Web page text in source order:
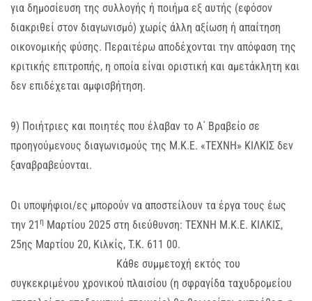
για δημοσίευση της συλλογής ή ποιήμα εξ αυτής (εφόσον
διακριθεί στον διαγωνισμό) χωρίς άλλη αξίωση ή απαίτηση
οικονομικής φύσης. Περαιτέρω αποδέχονται την απόφαση της
κριτικής επιτροπής, η οποία είναι οριστική και αμετάκλητη και
δεν επιδέχεται αμφισβήτηση.
9) Ποιήτριες και ποιητές που έλαβαν το Α΄ Βραβείο σε
προηγούμενους διαγωνισμούς της Μ.Κ.Ε. «ΤΕΧΝΗ» ΚΙΛΚΙΣ δεν
ξαναβραβεύονται.
Οι υποψήφιοι/ες μπορούν να αποστείλουν τα έργα τους έως
την 21 η Μαρτίου 2025 στη διεύθυνση: ΤΕΧΝΗ Μ.Κ.Ε. ΚΙΛΚΙΣ,
25ης Μαρτίου 20, Κιλκίς, Τ.Κ. 611 00.
Κάθε συμμετοχή εκτός του
συγκεκριμένου χρονικού πλαισίου (η σφραγίδα ταχυδρομείου